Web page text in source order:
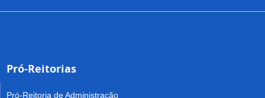
Pró-Reitorias
Pró-Reitoria de Administração